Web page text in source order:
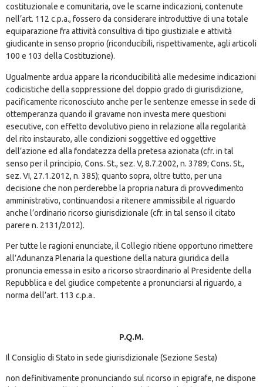
costituzionale e comunitaria, ove le scarne indicazioni, contenute
nell’art. 112 c.p.a., fossero da considerare introduttive di una totale
equiparazione fra attività consultiva di tipo giustiziale e attività
giudicante in senso proprio (riconducibili, rispettivamente, agli articoli
100 e 103 della Costituzione).
Ugualmente ardua appare la riconducibilità alle medesime indicazioni
codicistiche della soppressione del doppio grado di giurisdizione,
pacificamente riconosciuto anche per le sentenze emesse in sede di
ottemperanza quando il gravame non investa mere questioni
esecutive, con effetto devolutivo pieno in relazione alla regolarità
del rito instaurato, alle condizioni soggettive ed oggettive
dell’azione ed alla fondatezza della pretesa azionata (cfr. in tal
senso per il principio, Cons. St., sez. V, 8.7.2002, n. 3789; Cons. St.,
sez. VI, 27.1.2012, n. 385); quanto sopra, oltre tutto, per una
decisione che non perderebbe la propria natura di provvedimento
amministrativo, continuandosi a ritenere ammissibile al riguardo
anche l’ordinario ricorso giurisdizionale (cfr. in tal senso il citato
parere n. 2131/2012).
Per tutte le ragioni enunciate, il Collegio ritiene opportuno rimettere
all’Adunanza Plenaria la questione della natura giuridica della
pronuncia emessa in esito a ricorso straordinario al Presidente della
Repubblica e del giudice competente a pronunciarsi al riguardo, a
norma dell’art. 113 c.p.a..
P.Q.M.
Il Consiglio di Stato in sede giurisdizionale (Sezione Sesta)
non definitivamente pronunciando sul ricorso in epigrafe, ne dispone